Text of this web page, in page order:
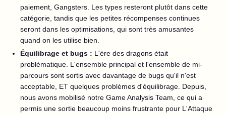
paiement, Gangsters. Les types resteront plutôt dans cette
catégorie, tandis que les petites récompenses continues
seront dans les optimisations, qui sont très amusantes
quand on les utilise bien.
Équilibrage et bugs : L'ère des dragons était
problématique. L'ensemble principal et l'ensemble de mi-
parcours sont sortis avec davantage de bugs qu'il n'est
acceptable, ET quelques problèmes d'équilibrage. Depuis,
nous avons mobilisé notre Game Analysis Team, ce qui a
permis une sortie beaucoup moins frustrante pour L'Attaque